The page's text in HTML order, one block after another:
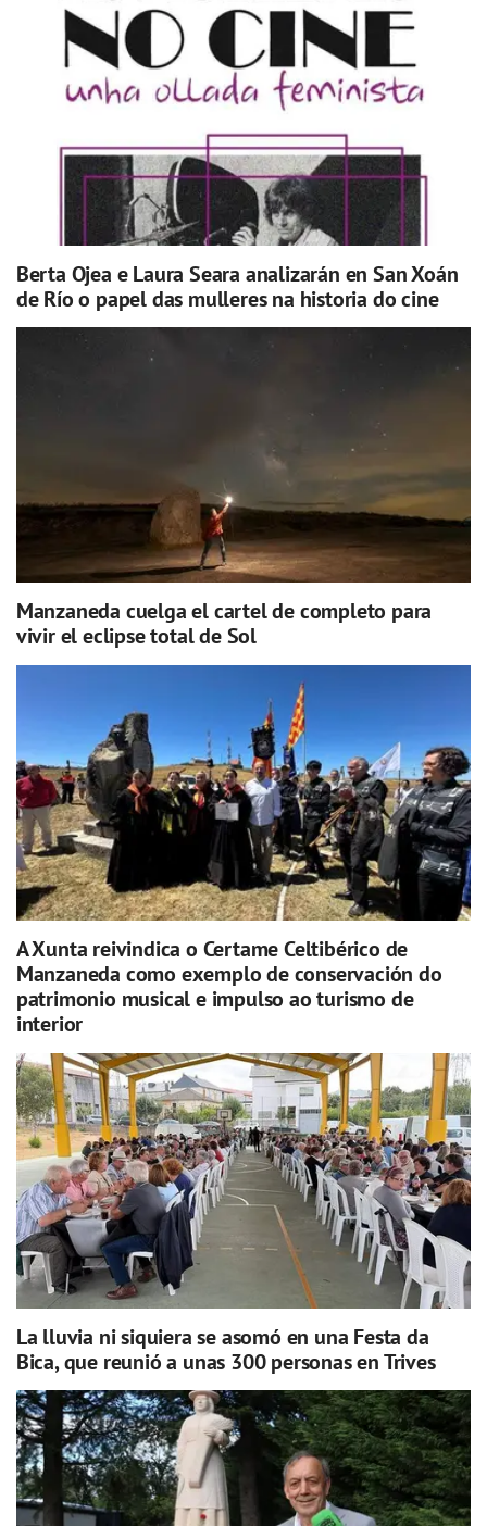
Berta Ojea e Laura Seara analizarán en San Xoán
de Río o papel das mulleres na historia do cine
Manzaneda cuelga el cartel de completo para
vivir el eclipse total de Sol
A Xunta reivindica o Certame Celtibérico de
Manzaneda como exemplo de conservación do
patrimonio musical e impulso ao turismo de
interior
La lluvia ni siquiera se asomó en una Festa da
Bica, que reunió a unas 300 personas en Trives